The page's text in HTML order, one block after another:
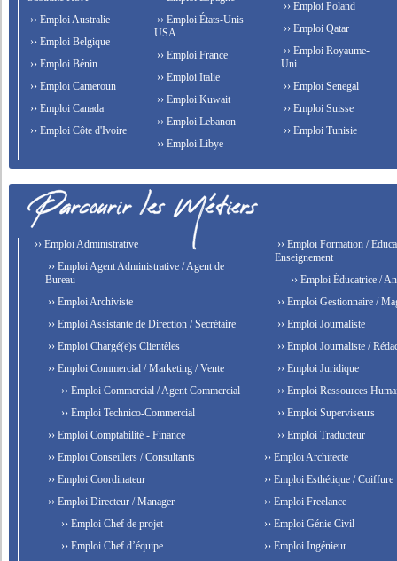
›› Emploi Australie
›› Emploi Belgique
›› Emploi Bénin
›› Emploi Cameroun
›› Emploi Canada
›› Emploi Côte d'Ivoire
›› Emploi États-Unis
USA
›› Emploi France
›› Emploi Italie
›› Emploi Kuwait
›› Emploi Lebanon
›› Emploi Libye
›› Emploi Poland
›› Emploi Qatar
›› Emploi Royaume-
Uni
›› Emploi Senegal
›› Emploi Suisse
›› Emploi Tunisie
›› Emploi Administrative
›› Emploi Agent Administrative / Agent de
Bureau
›› Emploi Archiviste
›› Emploi Assistante de Direction / Secrétaire
›› Emploi Chargé(e)s Clientèles
›› Emploi Commercial / Marketing / Vente
›› Emploi Commercial / Agent Commercial
›› Emploi Technico-Commercial
›› Emploi Comptabilité - Finance
›› Emploi Conseillers / Consultants
›› Emploi Coordinateur
›› Emploi Directeur / Manager
›› Emploi Chef de projet
›› Emploi Chef d’équipe
›› Emploi Formation /
Enseignement
›› Emploi Éducatrice /
›› Emploi Gestionnaire /
›› Emploi Journaliste
›› Emploi Journaliste /
›› Emploi Juridique
›› Emploi Ressources
›› Emploi Superviseurs
›› Emploi Traducteur
›› Emploi Architecte
›› Emploi Esthétique / Coiffure
›› Emploi Freelance
›› Emploi Génie Civil
›› Emploi Ingénieur